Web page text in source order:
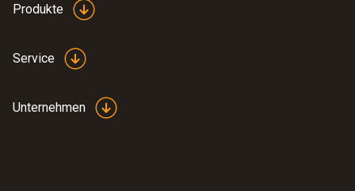
Produkte
Service
Unternehmen